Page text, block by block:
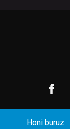
Honi buruz